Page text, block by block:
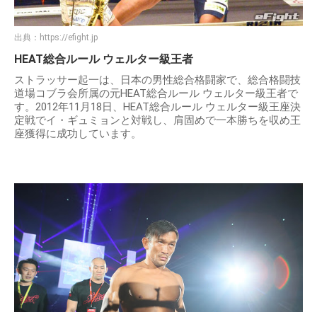
出典： https://efight.jp
HEAT総合ルール ウェルター級王者
ストラッサー起一は、日本の男性総合格闘家で、総合格闘技
道場コブラ会所属の元HEAT総合ルール ウェルター級王者で
す。2012年11月18日、HEAT総合ルール ウェルター級王座決
定戦でイ・ギュミョンと対戦し、肩固めで一本勝ちを収め王
座獲得に成功しています。